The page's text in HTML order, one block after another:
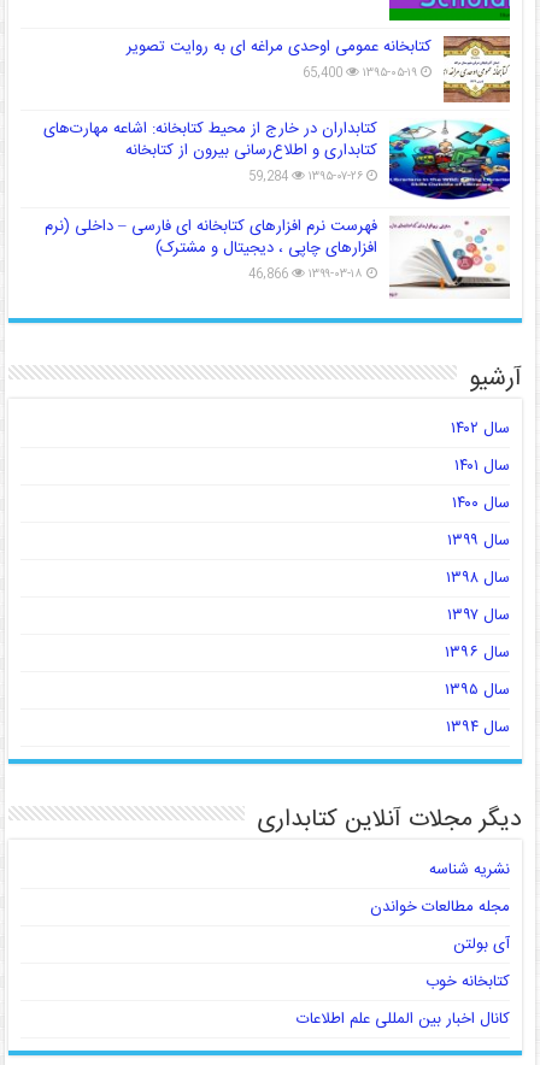
کتابخانه عمومی اوحدی مراغه ای به روایت تصویر
۱۳۹۵-۰۵-۱۹ 65,400
کتابداران در خارج از محیط کتابخانه: اشاعه مهارت‌های
کتابداری و اطلاع‌رسانی بیرون از کتابخانه
۱۳۹۵-۰۷-۲۶ 59,284
فهرست نرم افزارهای کتابخانه ای فارسی – داخلی (نرم
افزارهای چاپی ، دیجیتال و مشترک)
۱۳۹۹-۰۳-۱۸ 46,866
آرشیو
سال ۱۴۰۲
سال ۱۴۰۱
سال ۱۴۰۰
سال ۱۳۹۹
سال ۱۳۹۸
سال ۱۳۹۷
سال ۱۳۹۶
سال ۱۳۹۵
سال ۱۳۹۴
دیگر مجلات آنلاین کتابداری
نشریه شناسه
مجله مطالعات خواندن
آی بولتن
کتابخانه خوب
کانال اخبار بین المللی علم اطلاعات